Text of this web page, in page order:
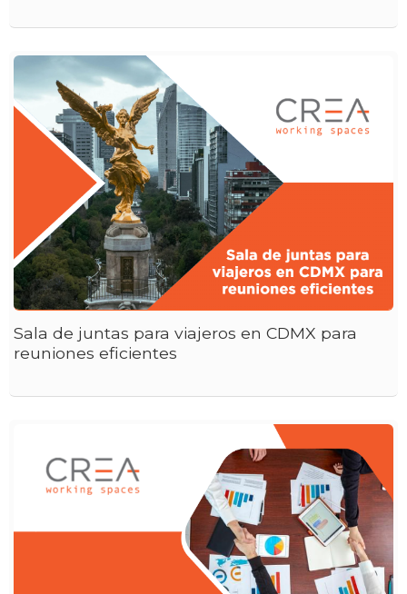
Sala de juntas para viajeros en CDMX para
reuniones eficientes